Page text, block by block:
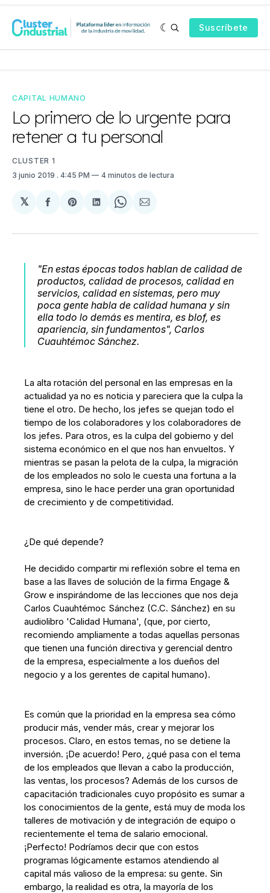
Suscríbete
CAPITAL HUMANO
Lo primero de lo urgente para
retener a tu personal
CLUSTER 1
3 junio 2019 . 4:45 PM 4 minutos de lectura
𝕏
Compartir
Facebook
Share
Pinterest
Compartir
LinkedIn
Share
WhatsApp
Compartir
Email
"En estas épocas todos hablan de calidad de
productos, calidad de procesos, calidad en
servicios, calidad en sistemas, pero muy
poca gente habla de calidad humana y sin
ella todo lo demás es mentira, es blof, es
apariencia, sin fundamentos", Carlos
Cuauhtémoc Sánchez.
La alta rotación del personal en las empresas en la
actualidad ya no es noticia y pareciera que la culpa la
tiene el otro. De hecho, los jefes se quejan todo el
tiempo de los colaboradores y los colaboradores de
los jefes. Para otros, es la culpa del gobierno y del
sistema económico en el que nos han envueltos. Y
mientras se pasan la pelota de la culpa, la migración
de los empleados no solo le cuesta una fortuna a la
empresa, sino le hace perder una gran oportunidad
de crecimiento y de competitividad.
¿De qué depende?
He decidido compartir mi reflexión sobre el tema en
base a las llaves de solución de la firma Engage &
Grow e inspirándome de las lecciones que nos deja
Carlos Cuauhtémoc Sánchez (C.C. Sánchez) en su
audiolibro 'Calidad Humana', (que, por cierto,
recomiendo ampliamente a todas aquellas personas
que tienen una función directiva y gerencial dentro
de la empresa, especialmente a los dueños del
negocio y a los gerentes de capital humano).
Es común que la prioridad en la empresa sea cómo
producir más, vender más, crear y mejorar los
procesos. Claro, en estos temas, no se detiene la
inversión. ¡De acuerdo! Pero, ¿qué pasa con el tema
de los empleados que llevan a cabo la producción,
las ventas, los procesos? Además de los cursos de
capacitación tradicionales cuyo propósito es sumar a
los conocimientos de la gente, está muy de moda los
talleres de motivación y de integración de equipo o
recientemente el tema de salario emocional.
¡Perfecto! Podríamos decir que con estos
programas lógicamente estamos atendiendo al
capital más valioso de la empresa: su gente. Sin
embargo, la realidad es otra, la mayoría de los